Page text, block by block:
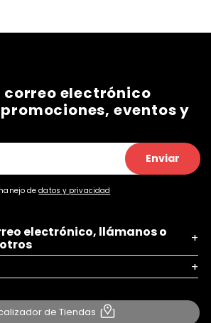
correo electrónico
eventos y
Enviar
dedatos y privacidad
electrónico, llámanos o
+
+
de Tiendas